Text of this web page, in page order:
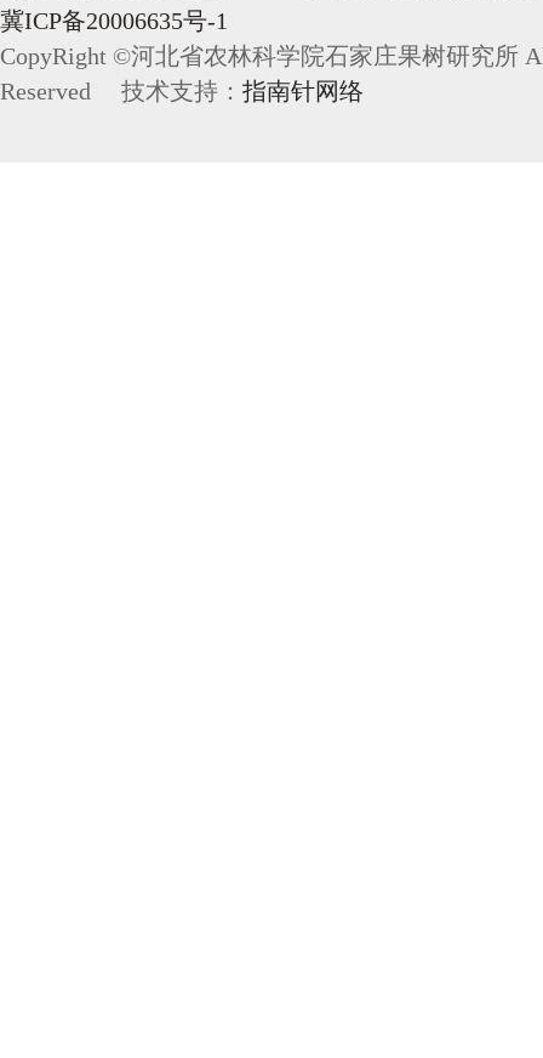
冀ICP备20006635号-1
CopyRight ©河北省农林科学院石家庄果树研究所
Reserved 技术支持： 指南针网络